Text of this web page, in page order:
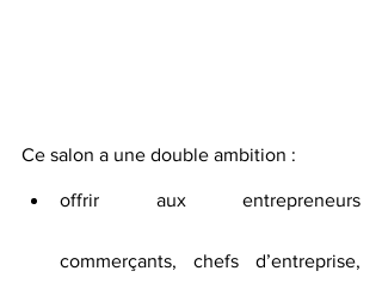
Ce salon a une double ambition :
offrir aux entrepreneurs
commerçants, chefs d’entreprise,